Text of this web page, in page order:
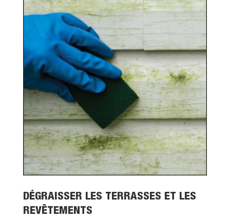
DÉGRAISSER LES TERRASSES ET LES
REVÊTEMENTS